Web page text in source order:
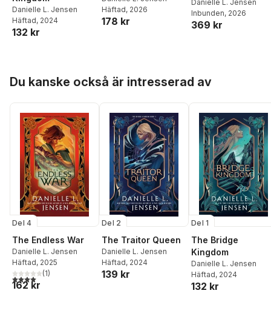
Danielle L. Jensen
Häftad, 2024
132 kr
Häftad, 2026
178 kr
Danielle L. Jensen
Inbunden, 2026
369 kr
Du kanske också är intresserad av
Del 4
The Endless War
Danielle L. Jensen
Häftad, 2025
4,0utav 5 stjärnor. Totalt antal röster:
(1)
162 kr
Del 2
The Traitor Queen
Danielle L. Jensen
Häftad, 2024
139 kr
Del 1
The Bridge
Kingdom
Danielle L. Jensen
Häftad, 2024
132 kr